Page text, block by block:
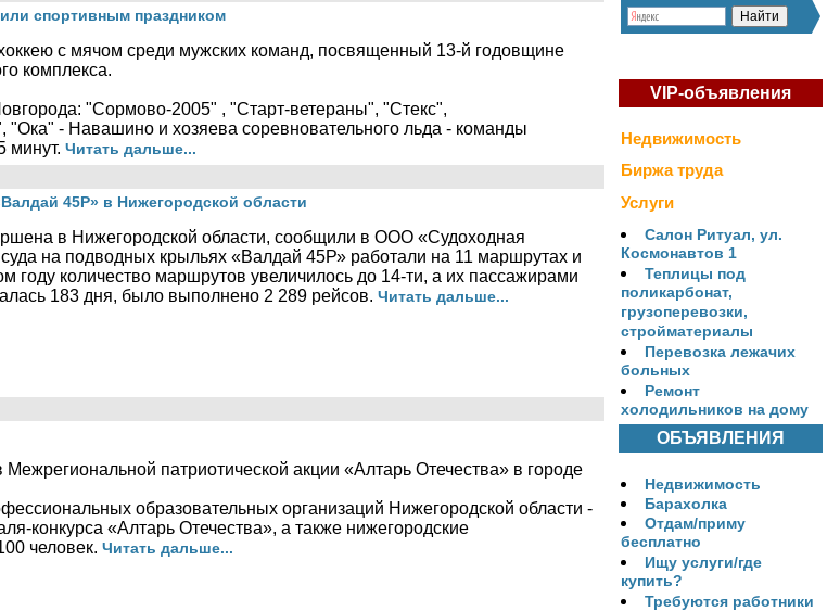
спортивным праздником
с мячом среди мужских команд, посвященный 13-й годовщине
комплекса.
"Сормово-2005" , "Старт-ветераны", "Стекс",
- Навашино и хозяева соревновательного льда - команды
минут. Читать дальше...
45Р» в Нижегородской области
в Нижегородской области, сообщили в ООО «Судоходная
на подводных крыльях «Валдай 45Р» работали на 11 маршрутах и
году количество маршрутов увеличилось до 14-ти, а их пассажирами
183 дня, было выполнено 2 289 рейсов. Читать дальше...
патриотической акции «Алтарь Отечества» в городе
образовательных организаций Нижегородской области -
конкурса «Алтарь Отечества», а также нижегородские
человек. Читать дальше...
VIP-объявления
Недвижимость
Биржа труда
Услуги
Салон Ритуал, ул.
Космонавтов 1
Теплицы под
поликарбонат,
грузоперевозки,
стройматериалы
Перевозка лежачих
больных
Ремонт
холодильников на дому
ОБЪЯВЛЕНИЯ
Недвижимость
Барахолка
Отдам/приму
бесплатно
Ищу услуги/где
купить?
Требуются работники